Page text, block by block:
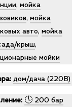
, мойка
, мойка
авто, мойка
крыш,
мойки
дом/дача (220В)
🕓 200 бар